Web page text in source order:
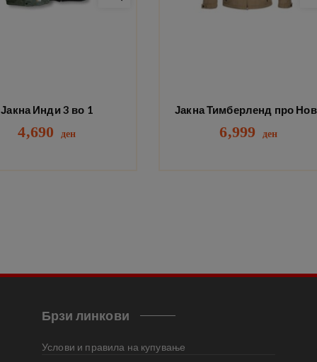
Јакна Инди 3 во 1
4,690 ден
Јакна Тимберленд про
6,999 ден
Брзи линкови
Услови и правила на купување